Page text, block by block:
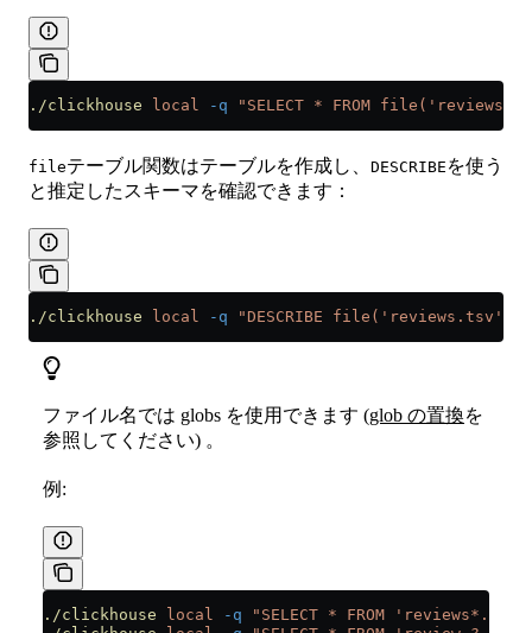
./clickhouse local -q "SELECT * FROM
fileテーブル関数はテーブルを作成し、 DESCRIBE を使う
と推定したスキーマを確認できます：
./clickhouse local -q "DESCRIBE file('reviews.tsv')"
ファイル名では globs を使用できます (glob の置換を
参照してください) 。
例:
./clickhouse local -q "SELECT * FROM